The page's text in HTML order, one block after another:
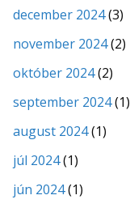
december 2024(3)
november 2024(2)
október 2024(2)
september 2024(1)
august 2024(1)
júl 2024(1)
jún 2024(1)